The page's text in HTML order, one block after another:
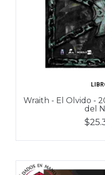
Wraith - El Olvido -
del